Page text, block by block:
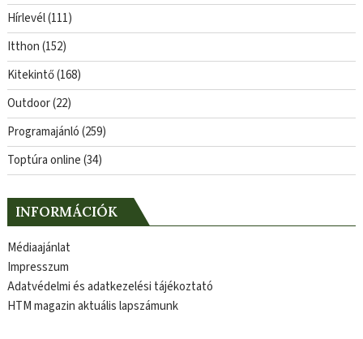
Hírlevél(111)
Itthon(152)
Kitekintő(168)
Outdoor(22)
Programajánló(259)
Toptúra online(34)
INFORMÁCIÓK
Médiaajánlat
Impresszum
Adatvédelmi és adatkezelési tájékoztató
HTM magazin aktuális lapszámunk